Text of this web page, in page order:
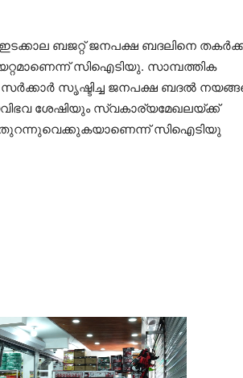
ബജറ്റ് ജനപക്ഷ ബദലിനെ
സിഐടിയു. സാമ്പത്തിക
സൃഷ്ടിച്ച ജനപക്ഷ ബദൽ
ശേഷിയും സ്വകാര്യമേഖലയ്ക്ക്
തുറന്നുവെക്കുകയാണെന്ന് സിഐടിയു